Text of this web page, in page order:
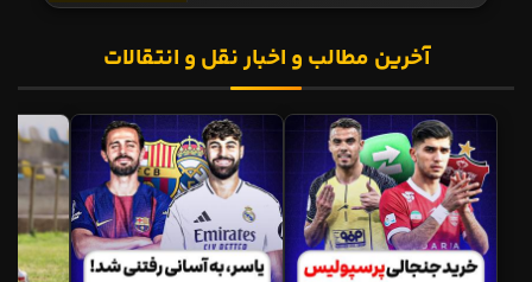
آخرین مطالب و اخبار نقل و انتقالات